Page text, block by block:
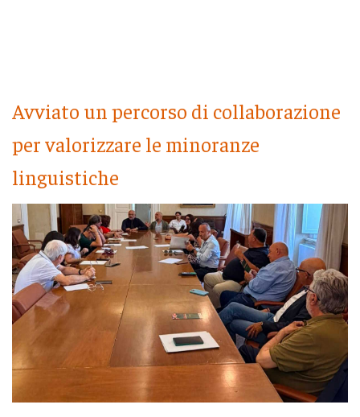
Avviato un percorso di collaborazione
per valorizzare le minoranze
linguistiche